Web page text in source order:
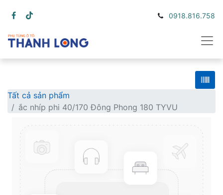
0918.816.758
Tất cả sản phẩm
ắc nhíp phi 40/170 Đông Phong 180 TYVU